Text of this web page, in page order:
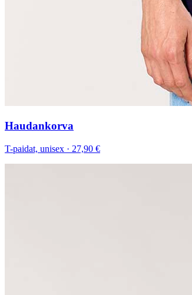
Haudankorva
T-paidat, unisex · 27,90 €